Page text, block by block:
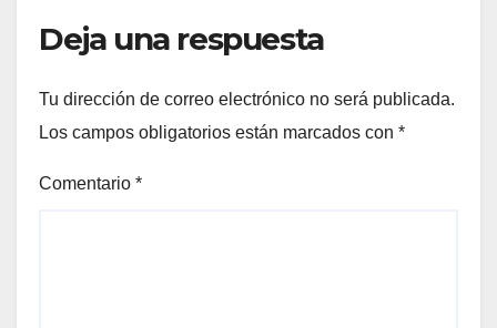
Deja una respuesta
Tu dirección de correo electrónico no será publicada.
Los campos obligatorios están marcados con *
Comentario *